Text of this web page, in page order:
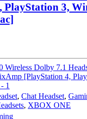
PlayStation 3,
, Chat Headset,
, XBOX ONE